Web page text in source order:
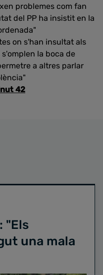
problemes com fan
del PP ha insistit en la
on s'han insultat als
la boca de
a altres parlar
42
"Els
una mala